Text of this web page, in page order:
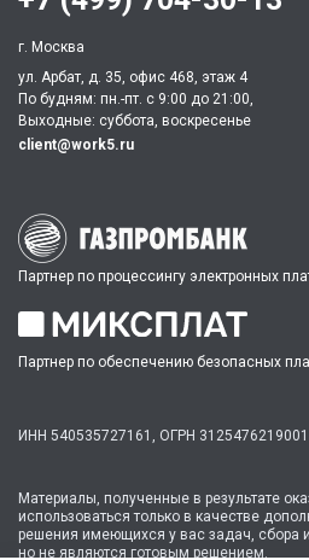
Партнер по процессингу электронных
Партнер по обеспечению безопасных
ИНН 540535727161, ОГРН
г. Москва
ул. Арбат, д. 35, офис 468, этаж 4
По будням: пн.-пт. c 9:00 до 21:00,
Выходные: суббота, воскресенье
client@work5.ru
Материалы, полученные в результате
использоваться только в качестве
решения имеющихся у вас задач, сбора
но не являются готовым решением.